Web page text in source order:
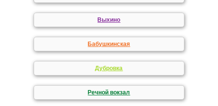
Выхино
Бабушкинская
Дубровка
Речной вокзал